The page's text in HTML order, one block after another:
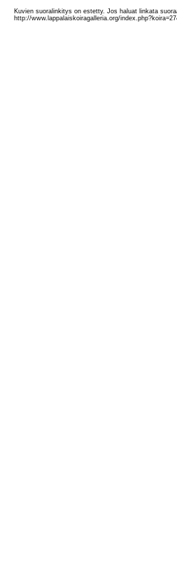
Kuvien suoralinkitys on estetty. Jos haluat linkata
http://www.lappalaiskoiragalleria.org/